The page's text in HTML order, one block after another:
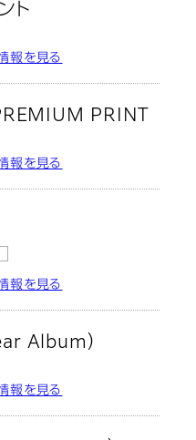
ト
報を見る
PRINT
報を見る
報を見る
Album）
報を見る